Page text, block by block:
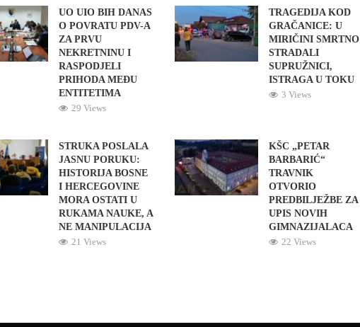
UO UIO BIH DANAS
O POVRATU PDV-A
ZA PRVU
NEKRETNINU I
RASPODJELI
PRIHODA MEĐU
ENTITETIMA
29 Views
TRAGEDIJA KOD
GRAČANICE: U
MIRIČINI SMRTNO
STRADALI
SUPRUŽNICI,
ISTRAGA U TOKU
3 Views
STRUKA POSLALA
JASNU PORUKU:
HISTORIJA BOSNE
I HERCEGOVINE
MORA OSTATI U
RUKAMA NAUKE, A
NE MANIPULACIJA
21 Views
KŠC „PETAR
BARBARIĆ“
TRAVNIK
OTVORIO
PREDBILJEŽBE ZA
UPIS NOVIH
GIMNAZIJALACA
22 Views